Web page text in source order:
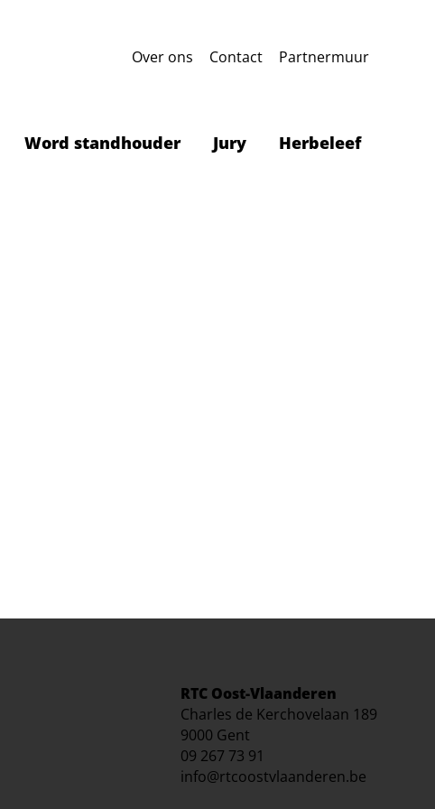
Word standhouder Jury Herbeleef
Over ons Contact Partnermuur
RTC Oost-Vlaanderen
Charles de Kerchovelaan 189
9000 Gent
09 267 73 91
info@rtcoostvlaanderen.be